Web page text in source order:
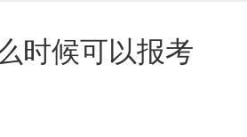
时候可以报考